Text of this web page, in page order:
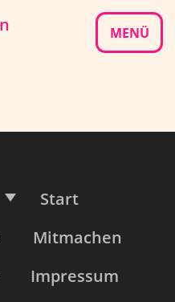
MENÜ
Start
Mitmachen
Impressum